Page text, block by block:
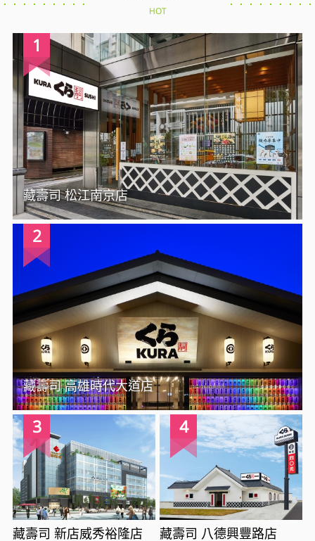
HOT
1
藏壽司 松江南京店
2
藏壽司 高雄時代大道店
3
藏壽司 新店威秀裕隆店
4
藏壽司 八德興豐路店